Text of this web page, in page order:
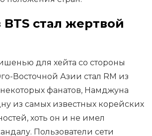
BTS стал жертвой
для хейта со стороны
Восточной Азии стал RM из
фанатов, Намджуна
из самых известных корейских
хоть он и не имел
Пользователи сети